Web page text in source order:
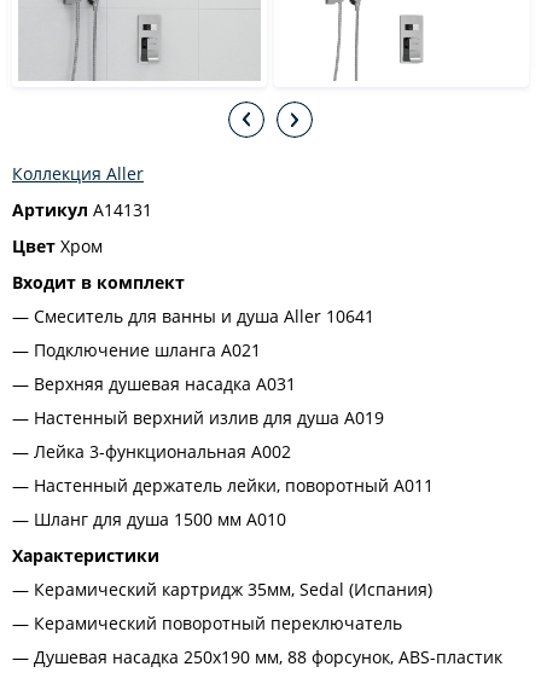
Коллекция Aller
Артикул A14131
Цвет Хром
Входит в комплект
Смеситель для ванны и душа Aller 10641
Подключение шланга A021
Верхняя душевая насадка A031
Настенный верхний излив для душа A019
Лейка 3-функциональная A002
Настенный держатель лейки, поворотный А011
Шланг для душа 1500 мм A010
Характеристики
Керамический картридж 35мм, Sedal (Испания)
Керамический поворотный переключатель
Душевая насадка 250х190 мм, 88 форсунок, ABS-пластик